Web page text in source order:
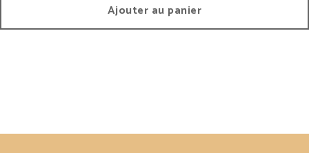
Ajouter au panier